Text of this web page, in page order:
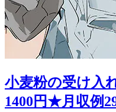
小麦粉の受け入
1400円★月収例